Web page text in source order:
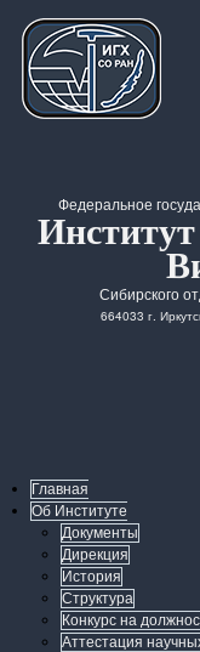
Федеральное
Сибирского
664033 г.
Главная
Об Институте
Документы
Дирекция
История
Структура
Конкурс на
Аттестация